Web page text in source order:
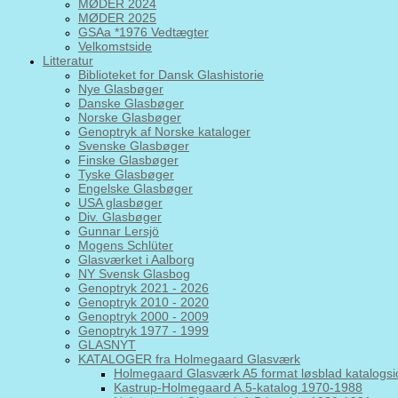
MØDER 2024
MØDER 2025
GSAa *1976 Vedtægter
Velkomstside
Litteratur
Biblioteket for Dansk Glashistorie
Nye Glasbøger
Danske Glasbøger
Norske Glasbøger
Genoptryk af Norske kataloger
Svenske Glasbøger
Finske Glasbøger
Tyske Glasbøger
Engelske Glasbøger
USA glasbøger
Div. Glasbøger
Gunnar Lersjö
Mogens Schlüter
Glasværket i Aalborg
NY Svensk Glasbog
Genoptryk 2021 - 2026
Genoptryk 2010 - 2020
Genoptryk 2000 - 2009
Genoptryk 1977 - 1999
GLASNYT
KATALOGER fra Holmegaard Glasværk
Holmegaard Glasværk A5 format løsblad
Kastrup-Holmegaard A.5-katalog 1970-1988